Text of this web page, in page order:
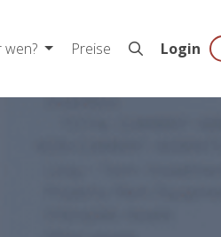
wen? Preise Login